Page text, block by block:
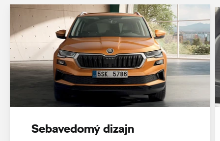
Sebavedomý dizajn